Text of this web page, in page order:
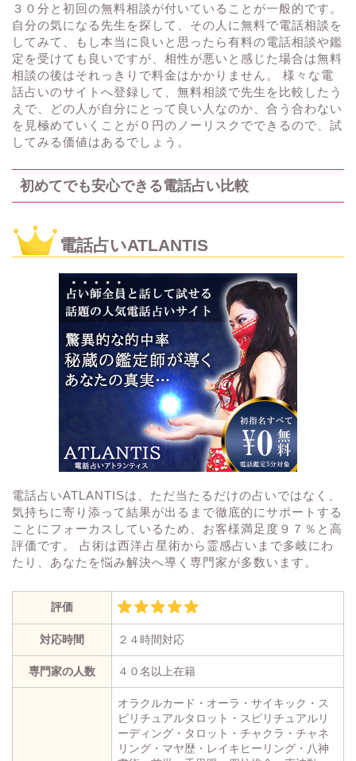
３０分と初回の無料相談が付いていることが一般的です。
自分の気になる先生を探して、その人に無料で電話相談を
してみて、もし本当に良いと思ったら有料の電話相談や鑑
定を受けても良いですが、相性が悪いと感じた場合は無料
相談の後はそれっきりで料金はかかりません。 様々な電
話占いのサイトへ登録して、無料相談で先生を比較したう
えで、どの人が自分にとって良い人なのか、合う合わない
を見極めていくことが０円のノーリスクでできるので、試
してみる価値はあるでしょう。
初めてでも安心できる電話占い比較
電話占いATLANTIS
電話占いATLANTISは、ただ当たるだけの占いではなく、
気持ちに寄り添って結果が出るまで徹底的にサポートする
ことにフォーカスしているため、お客様満足度９７％と高
評価です。 占術は西洋占星術から霊感占いまで多岐にわ
たり、あなたを悩み解決へ導く専門家が多数います。
評価
対応時間 ２４時間対応
専門家の人数 ４０名以上在籍
オラクルカード・オーラ・サイキック・ス
ピリチュアルタロット・スピリチュアルリ
ーディング・タロット・チャクラ・チャネ
リング・マヤ歴・レイキヒーリング・八神